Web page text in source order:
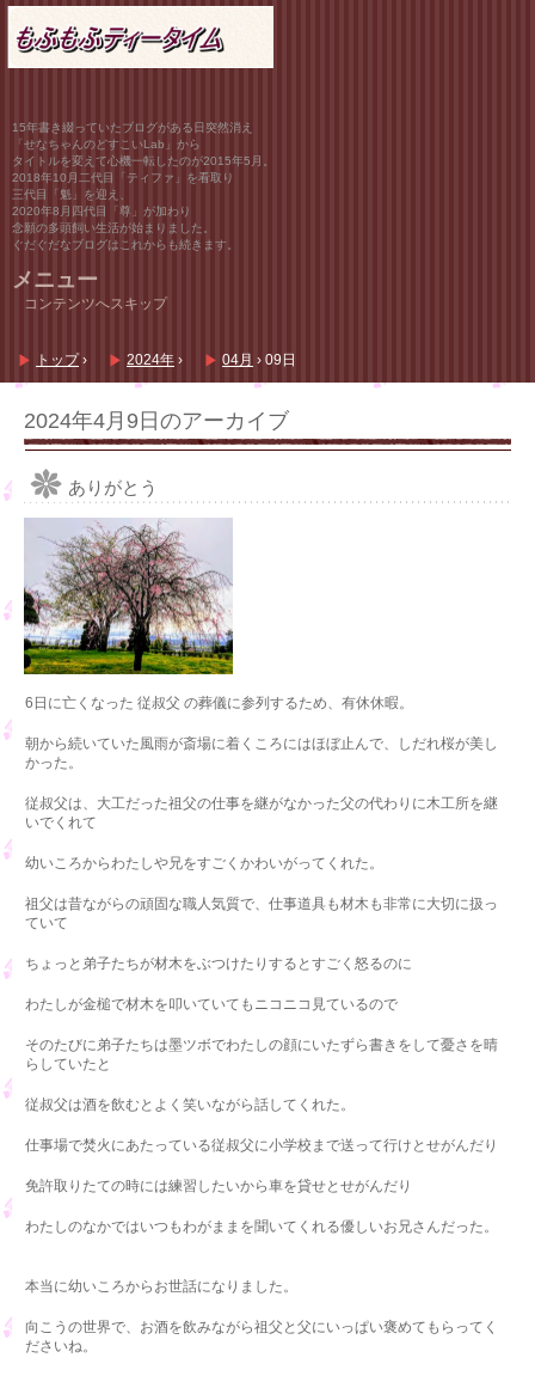
15年書き綴っていたブログがある日突然消え
「せなちゃんのどすこいLab」から
タイトルを変えて心機一転したのが2015年5月。
2018年10月二代目「ティファ」を看取り
三代目「魁」を迎え、
2020年8月四代目「尊」が加わり
念願の多頭飼い生活が始まりました。
ぐだぐだなブログはこれからも続きます。
メニュー
コンテンツへスキップ
トップ › 2024年 › 04月 › 09日
2024年4月9日 のアーカイブ
ありがとう
6日に亡くなった 従叔父 の葬儀に参列するため、有休休暇。
朝から続いていた風雨が斎場に着くころにはほぼ止んで、しだれ桜が美し
かった。
従叔父は、大工だった祖父の仕事を継がなかった父の代わりに木工所を継
いでくれて
幼いころからわたしや兄をすごくかわいがってくれた。
祖父は昔ながらの頑固な職人気質で、仕事道具も材木も非常に大切に扱っ
ていて
ちょっと弟子たちが材木をぶつけたりするとすごく怒るのに
わたしが金槌で材木を叩いていてもニコニコ見ているので
そのたびに弟子たちは墨ツボでわたしの顔にいたずら書きをして憂さを晴
らしていたと
従叔父は酒を飲むとよく笑いながら話してくれた。
仕事場で焚火にあたっている従叔父に小学校まで送って行けとせがんだり
免許取りたての時には練習したいから車を貸せとせがんだり
わたしのなかではいつもわがままを聞いてくれる優しいお兄さんだった。
本当に幼いころからお世話になりました。
向こうの世界で、お酒を飲みながら祖父と父にいっぱい褒めてもらってく
ださいね。